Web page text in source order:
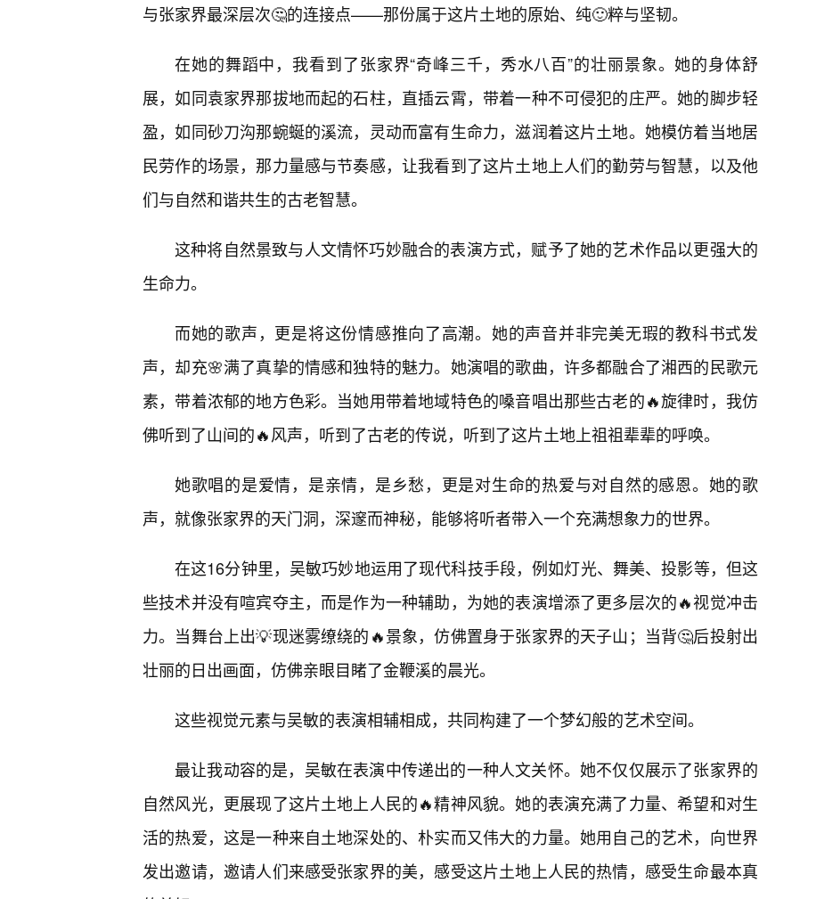
与张家界最深层次🤔的连接点——那份属于这片土地的原始、纯🙂粹与坚韧。
在她的舞蹈中，我看到了张家界“奇峰三千，秀水八百”的壮丽景象。她的身体舒
展，如同袁家界那拔地而起的石柱，直插云霄，带着一种不可侵犯的庄严。她的脚步轻
盈，如同砂刀沟那蜿蜒的溪流，灵动而富有生命力，滋润着这片土地。她模仿着当地居
民劳作的场景，那力量感与节奏感，让我看到了这片土地上人们的勤劳与智慧，以及他
们与自然和谐共生的古老智慧。
这种将自然景致与人文情怀巧妙融合的表演方式，赋予了她的艺术作品以更强大的
生命力。
而她的歌声，更是将这份情感推向了高潮。她的声音并非完美无瑕的教科书式发
声，却充🌸满了真挚的情感和独特的魅力。她演唱的歌曲，许多都融合了湘西的民歌元
素，带着浓郁的地方色彩。当她用带着地域特色的嗓音唱出那些古老的🔥旋律时，我仿
佛听到了山间的🔥风声，听到了古老的传说，听到了这片土地上祖祖辈辈的呼唤。
她歌唱的是爱情，是亲情，是乡愁，更是对生命的热爱与对自然的感恩。她的歌
声，就像张家界的天门洞，深邃而神秘，能够将听者带入一个充满想象力的世界。
在这16分钟里，吴敏巧妙地运用了现代科技手段，例如灯光、舞美、投影等，但这
些技术并没有喧宾夺主，而是作为一种辅助，为她的表演增添了更多层次的🔥视觉冲击
力。当舞台上出💡现迷雾缭绕的🔥景象，仿佛置身于张家界的天子山；当背🤔后投射出
壮丽的日出画面，仿佛亲眼目睹了金鞭溪的晨光。
这些视觉元素与吴敏的表演相辅相成，共同构建了一个梦幻般的艺术空间。
最让我动容的是，吴敏在表演中传递出的一种人文关怀。她不仅仅展示了张家界的
自然风光，更展现了这片土地上人民的🔥精神风貌。她的表演充满了力量、希望和对生
活的热爱，这是一种来自土地深处的、朴实而又伟大的力量。她用自己的艺术，向世界
发出邀请，邀请人们来感受张家界的美，感受这片土地上人民的热情，感受生命最本真